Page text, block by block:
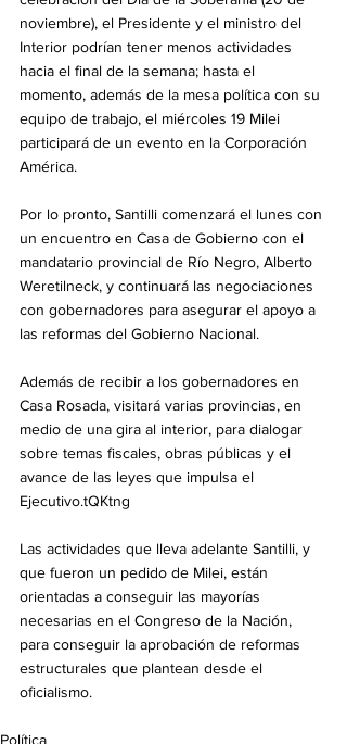
noviembre), el Presidente y el ministro del
Interior podrían tener menos actividades
hacia el final de la semana; hasta el
momento, además de la mesa política con su
equipo de trabajo, el miércoles 19 Milei
participará de un evento en la Corporación
América.
Por lo pronto, Santilli comenzará el lunes con
un encuentro en Casa de Gobierno con el
mandatario provincial de Río Negro, Alberto
Weretilneck, y continuará las negociaciones
con gobernadores para asegurar el apoyo a
las reformas del Gobierno Nacional.
Además de recibir a los gobernadores en
Casa Rosada, visitará varias provincias, en
medio de una gira al interior, para dialogar
sobre temas fiscales, obras públicas y el
avance de las leyes que impulsa el
Ejecutivo.tQKtng
Las actividades que lleva adelante Santilli, y
que fueron un pedido de Milei, están
orientadas a conseguir las mayorías
necesarias en el Congreso de la Nación,
para conseguir la aprobación de reformas
estructurales que plantean desde el
oficialismo.
Política